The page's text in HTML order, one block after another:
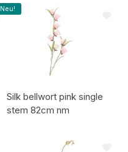
Artikelcode:
Neu!
Silk bellwort pink single
stem 82cm nm